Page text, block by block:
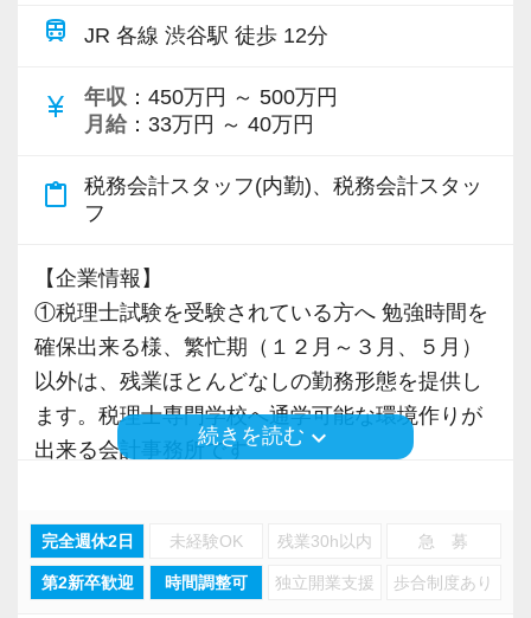
積極的に手を挙げるアクティブな人には向いて
私も新しい経験にチャレンジしたいと思い、渋
谷オフィスの開設に合わせて、責任者になりた
主体性のある人にはキャリアアップとレベルア
でなくマネジメントの経験も積めます。
オフィス責任者として心がけているのは、何で
も気軽に話せる雰囲気と一人一人の考え方を尊
重することです。
常に柔軟さを忘れずに接したいと思っていま
れ喜んでもらえる、そんな組織にしていきたい
ですね。
り】
当も充実。
税務能力検定等の資格検定に合格するともらえ
けているので、ぜひ活用してください。
consulting.com/recruit/environment/benefits）
【成長のための5つのこだわりを大事にしていま
す】
仕事をする上では5つのこだわり「クイックレス
ポンス・プラス思考・有言実行・他責禁止・気
けるために「情熱家であれ！」がモットーで
す。
す。
ちしています！
・情熱を持って仕事ができ、途中で諦めない人
・積極性と向上心を持ち合わせている人
・若手を引っ張っていくリーダーになれる人
【ITシステム完備で効率よく業務をこなせま
す】
IT化が非常に進んでいるのも当社の特徴。
入力もAI-OCRを使用して、業務効率化とペーパ
ーレス化を進めています。kintoneや
仕事も、人生も、どちらも大切に。効率的な業
い働き方を実現しています。
安定した環境で腰を据えて働きながら専門性も
場を探しておられる方、是非ご応募下さい。専
門性は積み上げるものではなく選びとるもので
【今回の募集について】
会計事務所経験者を歓迎。
次世代を担う社員を募集します。
組織化された効率性の高い事務所で共に働きま
せんか？
常に向上心を有し、仕事に対して真摯であり、
前向きに挑戦出来る社員を求めています。
税理士等の専門職を目指す方は、勉強しながら
train JR 各線 渋谷駅 徒歩 12分
currency_yen 年収 ：450万円 ～ 500万円
月給 ：33万円 ～ 40万円
content_paste
税務会計スタッフ(内勤)、税務会計スタッ
フ
【企業情報】
①税理士試験を受験されている方へ 勉強時間を
確保出来る様、繁忙期（１２月～３月、５月）
以外は、残業ほとんどなしの勤務形態を提供し
ます。税理士専門学校へ通学可能な環境作りが
出来る会計事務所です
③在宅勤務は、部長クラスのみで、一般社員は
基本的に出勤し、業務を行っていただきます
続きを読む keyboard_arrow_down
完全週休2日 未経験OK 残業30h以内 急 募
第2新卒歓迎 時間調整可 独立開業支援 歩合制度あり